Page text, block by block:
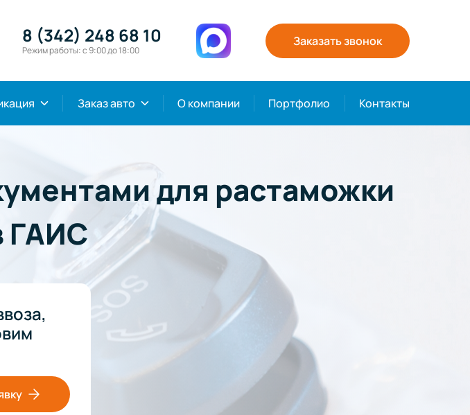
8 (342) 248 68 10
Режим работы: с 9:00 до 18:00
Заказать звонок
Заказ авто О компании Портфолио Контакты
для растаможки
ГАИС